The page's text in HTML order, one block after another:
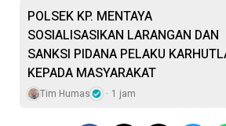
POLSEK KP. MENTAYA
SOSIALISASIKAN LARANGAN DAN
SANKSI PIDANA PELAKU
KEPADA MASYARAKAT
Tim Humas 1 jam